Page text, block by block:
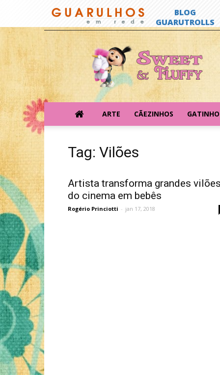
Sweet
&
Fluffy
ARTE CÃEZINHOS
Tag: Vilões
Artista transforma grandes
do cinema em bebês
Rogério Princiotti - jan 17, 2018